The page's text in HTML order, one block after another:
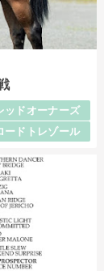
ッドオーナーズ
ードトレゾール